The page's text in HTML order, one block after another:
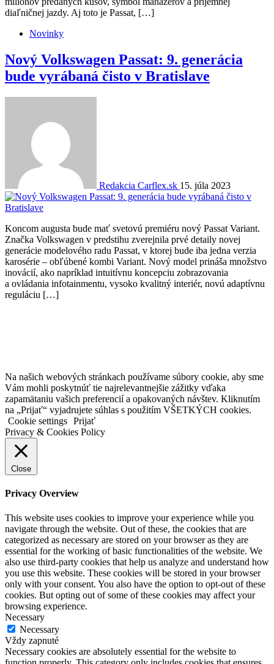
diaľničnej jazdy. Aj toto je Passat, […]
Novinky
Nový Volkswagen Passat: 9. generácia
bude vyrábaná čisto v Bratislave
Redakcia Carflex.sk 15. júla 2023
Koncom augusta bude mať svetovú premiéru nový Passat Variant.
Značka Volkswagen v predstihu zverejnila prvé detaily novej
generácie modelového radu Passat, v ktorej bude iba jedna verzia
karosérie – obľúbené kombi Variant. Nový model prináša množstvo
inovácií, ako napríklad intuitívnu koncepciu zobrazovania
a ovládania infotainmentu, vysoko kvalitný interiér, novú adaptívnu
reguláciu […]
Na našich webových stránkach používame súbory cookie, aby sme
Vám mohli poskytnúť tie najrelevantnejšie zážitky vďaka
zapamätaniu vašich preferencií a opakovaných návštev. Kliknutím
na „Prijať“ vyjadrujete súhlas s použitím VŠETKÝCH cookies.
Cookie settings Prijať
Privacy & Cookies Policy
Close
Privacy Overview
This website uses cookies to improve your experience while you
navigate through the website. Out of these, the cookies that are
categorized as necessary are stored on your browser as they are
essential for the working of basic functionalities of the website. We
also use third-party cookies that help us analyze and understand how
you use this website. These cookies will be stored in your browser
only with your consent. You also have the option to opt-out of these
cookies. But opting out of some of these cookies may affect your
browsing experience.
Necessary
Necessary
Vždy zapnuté
Necessary cookies are absolutely essential for the website to